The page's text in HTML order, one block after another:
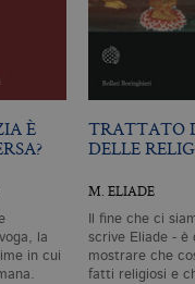
È
la
in cui
TRATTATO
DELLE
M. ELIADE
Il fine che ci
scrive Eliade - è
mostrare che
fatti religiosi e